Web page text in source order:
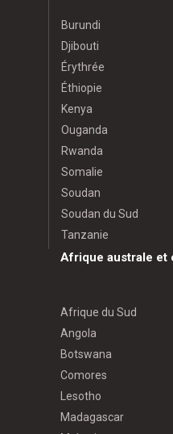
Burundi
Djibouti
Érythrée
Éthiopie
Kenya
Ouganda
Rwanda
Somalie
Soudan
Soudan du Sud
Tanzanie
Afrique australe et
Afrique du Sud
Angola
Botswana
Comores
Lesotho
Madagascar